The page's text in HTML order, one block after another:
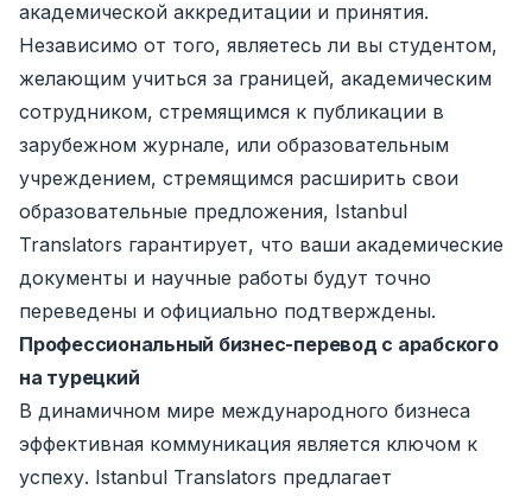
академической аккредитации и принятия.
Независимо от того, являетесь ли вы студентом,
желающим учиться за границей, академическим
сотрудником, стремящимся к публикации в
зарубежном журнале, или образовательным
учреждением, стремящимся расширить свои
образовательные предложения, Istanbul
Translators гарантирует, что ваши академические
документы и научные работы будут точно
переведены и официально подтверждены.
Профессиональный бизнес-перевод с арабского
на турецкий
В динамичном мире международного бизнеса
эффективная коммуникация является ключом к
успеху. Istanbul Translators предлагает